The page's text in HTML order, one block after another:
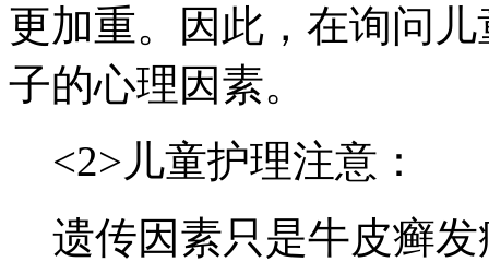
更加重。因此，在询问
子的心理因素。
<2>儿童护理注意：
遗传因素只是牛皮癣发